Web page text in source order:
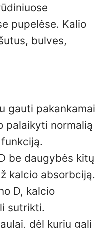
pupelėse. Kalio
bulves,
gauti pakankamai
palaikyti normalią
be daugybės kitų
kalcio absorbciją.
D, kalcio
sutrikti.
dėl kurių gali